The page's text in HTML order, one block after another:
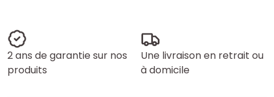
2 ans de garantie sur nos
produits
Une livraison en retrait ou
à domicile